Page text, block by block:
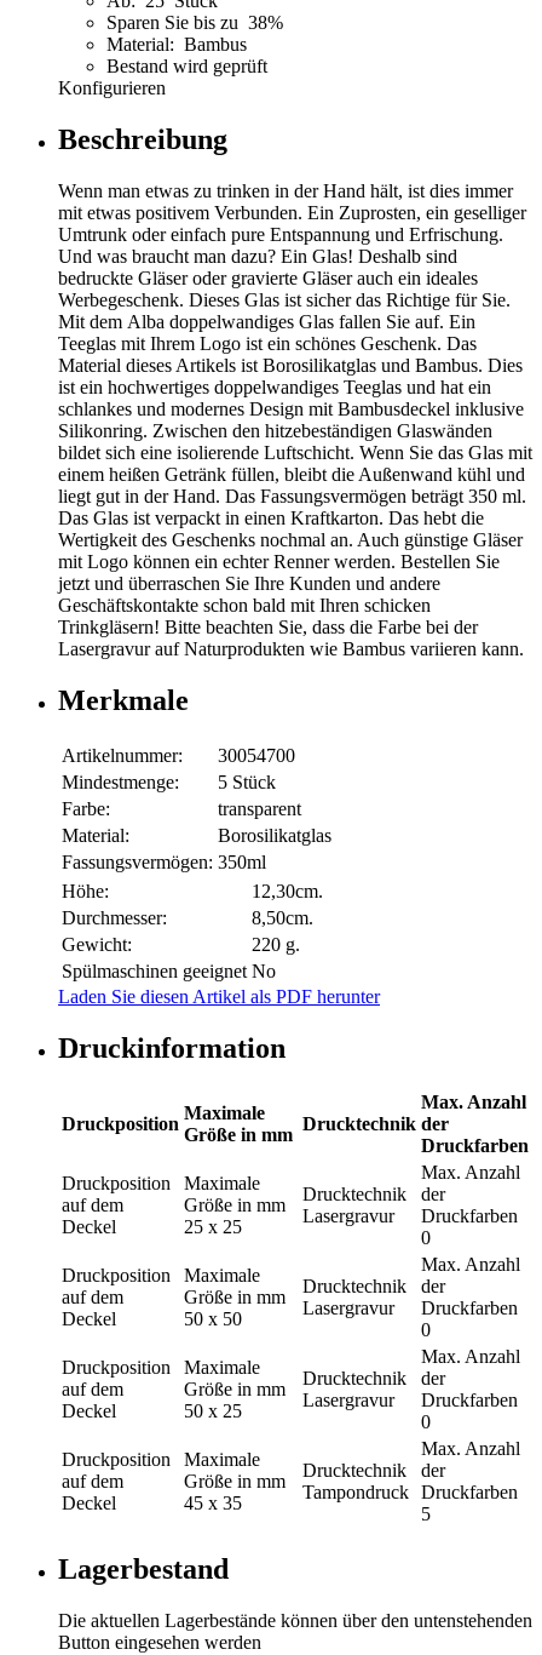
Sparen Sie bis zu 38%
Material: Bambus
Bestand wird geprüft
Konfigurieren
Beschreibung
Wenn man etwas zu trinken in der Hand hält, ist dies immer
mit etwas positivem Verbunden. Ein Zuprosten, ein geselliger
Umtrunk oder einfach pure Entspannung und Erfrischung.
Und was braucht man dazu? Ein Glas! Deshalb sind
bedruckte Gläser oder gravierte Gläser auch ein ideales
Werbegeschenk. Dieses Glas ist sicher das Richtige für Sie.
Mit dem Alba doppelwandiges Glas fallen Sie auf. Ein
Teeglas mit Ihrem Logo ist ein schönes Geschenk. Das
Material dieses Artikels ist Borosilikatglas und Bambus. Dies
ist ein hochwertiges doppelwandiges Teeglas und hat ein
schlankes und modernes Design mit Bambusdeckel inklusive
Silikonring. Zwischen den hitzebeständigen Glaswänden
bildet sich eine isolierende Luftschicht. Wenn Sie das Glas mit
einem heißen Getränk füllen, bleibt die Außenwand kühl und
liegt gut in der Hand. Das Fassungsvermögen beträgt 350 ml.
Das Glas ist verpackt in einen Kraftkarton. Das hebt die
Wertigkeit des Geschenks nochmal an. Auch günstige Gläser
mit Logo können ein echter Renner werden. Bestellen Sie
jetzt und überraschen Sie Ihre Kunden und andere
Geschäftskontakte schon bald mit Ihren schicken
Trinkgläsern! Bitte beachten Sie, dass die Farbe bei der
Lasergravur auf Naturprodukten wie Bambus variieren kann.
Merkmale
Artikelnummer:
30054700
Mindestmenge:
5 Stück
Farbe:
transparent
Material:
Borosilikatglas
Fassungsvermögen: 350ml
Höhe:
12,30cm.
Durchmesser:
8,50cm.
Gewicht:
220 g.
Spülmaschinen geeignet No
Laden Sie diesen Artikel als PDF herunter
Druckinformation
Druckposition
Maximale
Größe in mm
Drucktechnik
Max. Anzahl
der
Druckfarben
Druckposition
auf dem
Deckel
Maximale
Größe in mm
25 x 25
Drucktechnik
Lasergravur
Max. Anzahl
der
Druckfarben
0
Druckposition
auf dem
Deckel
Maximale
Größe in mm
50 x 50
Drucktechnik
Lasergravur
Max. Anzahl
der
Druckfarben
0
Druckposition
auf dem
Deckel
Maximale
Größe in mm
50 x 25
Drucktechnik
Lasergravur
Max. Anzahl
der
Druckfarben
0
Druckposition
auf dem
Deckel
Maximale
Größe in mm
45 x 35
Drucktechnik
Tampondruck
Max. Anzahl
der
Druckfarben
5
Lagerbestand
Die aktuellen Lagerbestände können über den untenstehenden
Button eingesehen werden